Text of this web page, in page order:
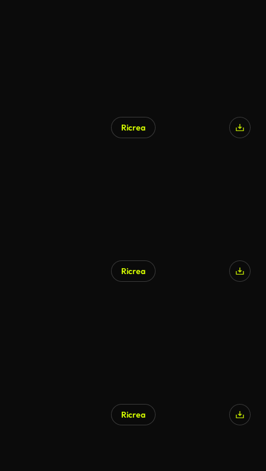
Ricrea
Ricrea
Ricrea